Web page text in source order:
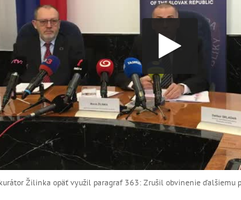
Žilinka opäť využil paragraf 363: Zrušil obvinenie ďalšiemu